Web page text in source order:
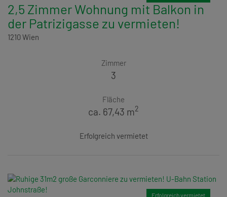
2,5 Zimmer Wohnung mit Balkon in
der Patrizigasse zu vermieten!
1210 Wien
Zimmer
3
Fläche
ca. 67,43 m2
Erfolgreich vermietet
Erfolgreich vermietet